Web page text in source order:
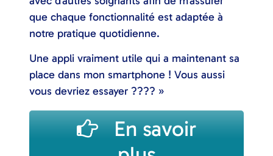
que chaque fonctionnalité est adaptée à
notre pratique quotidienne.
Une appli vraiment utile qui a maintenant sa
place dans mon smartphone ! Vous aussi
vous devriez essayer ???? »
En savoir